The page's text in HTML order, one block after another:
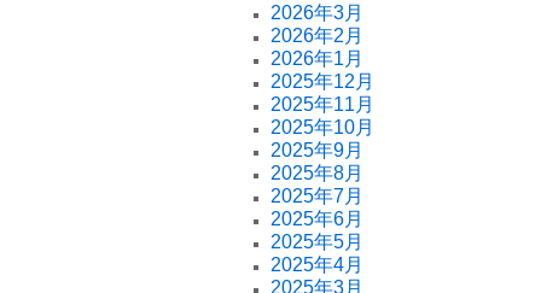
2026年3月
2026年2月
2026年1月
2025年12月
2025年11月
2025年10月
2025年9月
2025年8月
2025年7月
2025年6月
2025年5月
2025年4月
2025年3月